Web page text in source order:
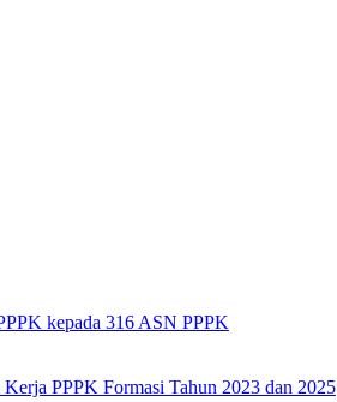
kepada 316 ASN PPPK
PPPK Formasi Tahun 2023 dan 2025